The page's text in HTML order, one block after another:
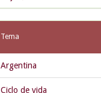
Tema
Argentina
Ciclo de vida